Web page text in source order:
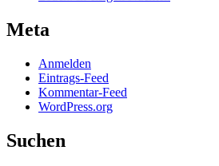
Meta
Anmelden
Eintrags-Feed
Kommentar-Feed
WordPress.org
Suchen